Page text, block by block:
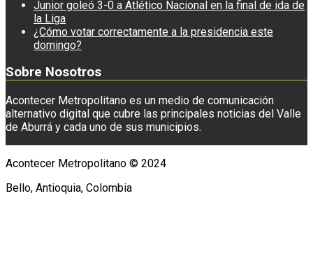
Junior goleó 3-0 a Atlético Nacional en la final de ida de
la Liga
¿Cómo votar correctamente a la presidencia este
domingo?
Sobre Nosotros
Acontecer Metropolitano es un medio de comunicación
alternativo digital que cubre las principales noticias del Valle
de Aburrá y cada uno de sus municipios.
Acontecer Metropolitano © 2024
Bello, Antioquia, Colombia